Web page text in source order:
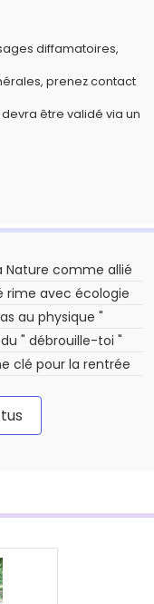
diffamatoires,
prenez contact
être validé via un
Nature comme allié
rime avec écologie
au physique "
" débrouille-toi "
clé pour la rentrée